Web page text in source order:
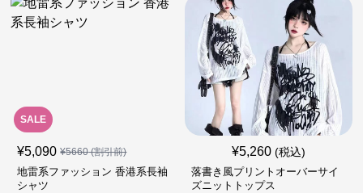
SALE
¥5,090 ¥5660(割引前)
地雷系ファッション 香港系長袖
シャツ
¥5,260 (税込)
落書き風プリントオーバーサイ
ズニットトップス